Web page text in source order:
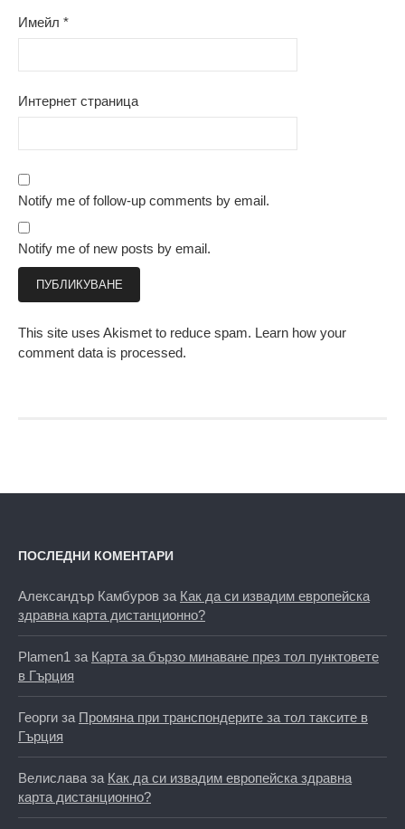
Имейл *
Интернет страница
Notify me of follow-up comments by email.
Notify me of new posts by email.
This site uses Akismet to reduce spam. Learn how your
comment data is processed.
ПОСЛЕДНИ КОМЕНТАРИ
Александър Камбуров за Как да си извадим европейска
здравна карта дистанционно?
Plamen1 за Карта за бързо минаване през тол пунктовете
в Гърция
Георги за Промяна при транспондерите за тол таксите в
Гърция
Велислава за Как да си извадим европейска здравна
карта дистанционно?